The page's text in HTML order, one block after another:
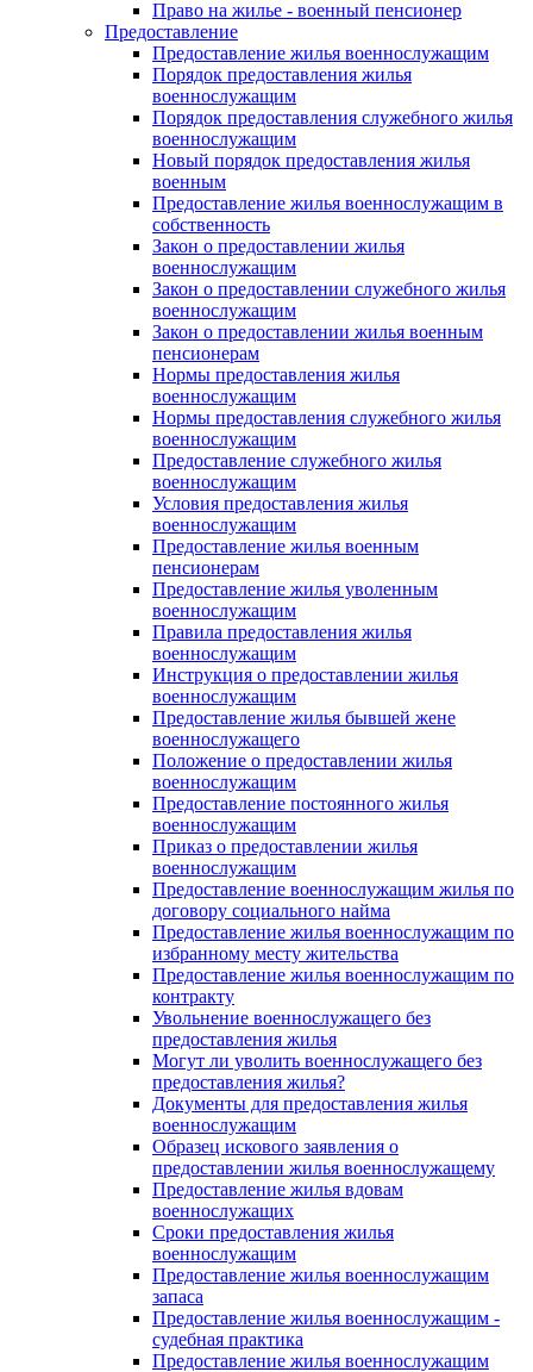
Право на жилье - военный пенсионер
Предоставление
Предоставление жилья военнослужащим
Порядок предоставления жилья
военнослужащим
Порядок предоставления служебного жилья
военнослужащим
Новый порядок предоставления жилья
военным
Предоставление жилья военнослужащим в
собственность
Закон о предоставлении жилья
военнослужащим
Закон о предоставлении служебного жилья
военнослужащим
Закон о предоставлении жилья военным
пенсионерам
Нормы предоставления жилья
военнослужащим
Нормы предоставления служебного жилья
военнослужащим
Предоставление служебного жилья
военнослужащим
Условия предоставления жилья
военнослужащим
Предоставление жилья военным
пенсионерам
Предоставление жилья уволенным
военнослужащим
Правила предоставления жилья
военнослужащим
Инструкция о предоставлении жилья
военнослужащим
Предоставление жилья бывшей жене
военнослужащего
Положение о предоставлении жилья
военнослужащим
Предоставление постоянного жилья
военнослужащим
Приказ о предоставлении жилья
военнослужащим
Предоставление военнослужащим жилья по
договору социального найма
Предоставление жилья военнослужащим по
избранному месту жительства
Предоставление жилья военнослужащим по
контракту
Увольнение военнослужащего без
предоставления жилья
Могут ли уволить военнослужащего без
предоставления жилья?
Документы для предоставления жилья
военнослужащим
Образец искового заявления о
предоставлении жилья военнослужащему
Предоставление жилья вдовам
военнослужащих
Сроки предоставления жилья
военнослужащим
Предоставление жилья военнослужащим
запаса
Предоставление жилья военнослужащим -
судебная практика
Предоставление жилья военнослужащим